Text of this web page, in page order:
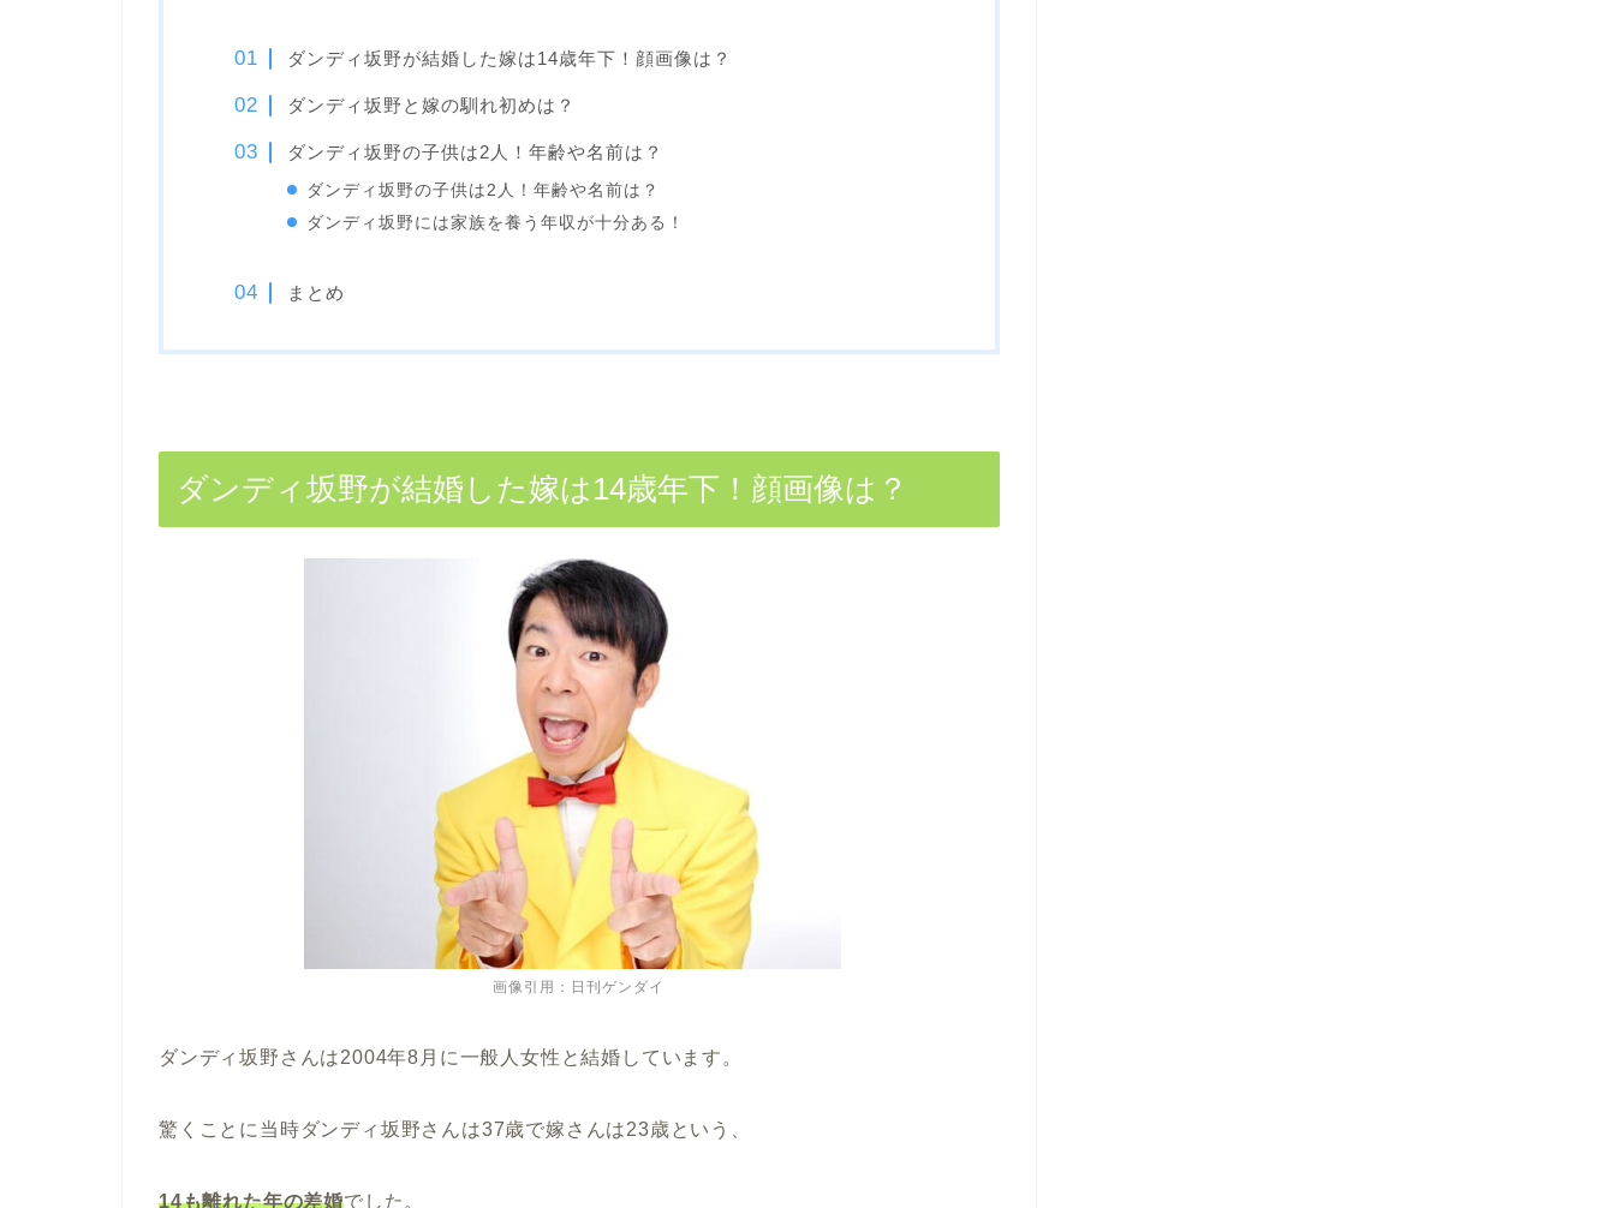
ダンディ坂野が結婚した嫁は14歳年下！顔画像は？
ダンディ坂野と嫁の馴れ初めは？
ダンディ坂野の子供は2人！年齢や名前は？
ダンディ坂野の子供は2人！年齢や名前は？
ダンディ坂野には家族を養う年収が十分ある！
まとめ
ダンディ坂野が結婚した嫁は14歳年下！顔画像は？
画像引用：日刊ゲンダイ
ダンディ坂野さんは2004年8月に一般人女性と結婚しています。
驚くことに当時ダンディ坂野さんは37歳で嫁さんは23歳という、
14も離れた年の差婚でした。